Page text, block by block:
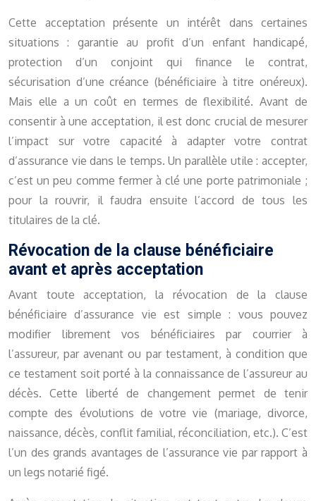
Cette acceptation présente un intérêt dans certaines
situations : garantie au profit d’un enfant handicapé,
protection d’un conjoint qui finance le contrat,
sécurisation d’une créance (bénéficiaire à titre onéreux).
Mais elle a un coût en termes de flexibilité. Avant de
consentir à une acceptation, il est donc crucial de mesurer
l’impact sur votre capacité à adapter votre contrat
d’assurance vie dans le temps. Un parallèle utile : accepter,
c’est un peu comme fermer à clé une porte patrimoniale ;
pour la rouvrir, il faudra ensuite l’accord de tous les
titulaires de la clé.
Révocation de la clause bénéficiaire
avant et après acceptation
Avant toute acceptation, la révocation de la clause
bénéficiaire d’assurance vie est simple : vous pouvez
modifier librement vos bénéficiaires par courrier à
l’assureur, par avenant ou par testament, à condition que
ce testament soit porté à la connaissance de l’assureur au
décès. Cette liberté de changement permet de tenir
compte des évolutions de votre vie (mariage, divorce,
naissance, décès, conflit familial, réconciliation, etc.). C’est
l’un des grands avantages de l’assurance vie par rapport à
un legs notarié figé.